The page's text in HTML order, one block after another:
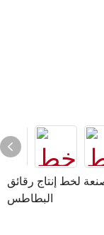
لخط إنتاج رقائق
البطاطس